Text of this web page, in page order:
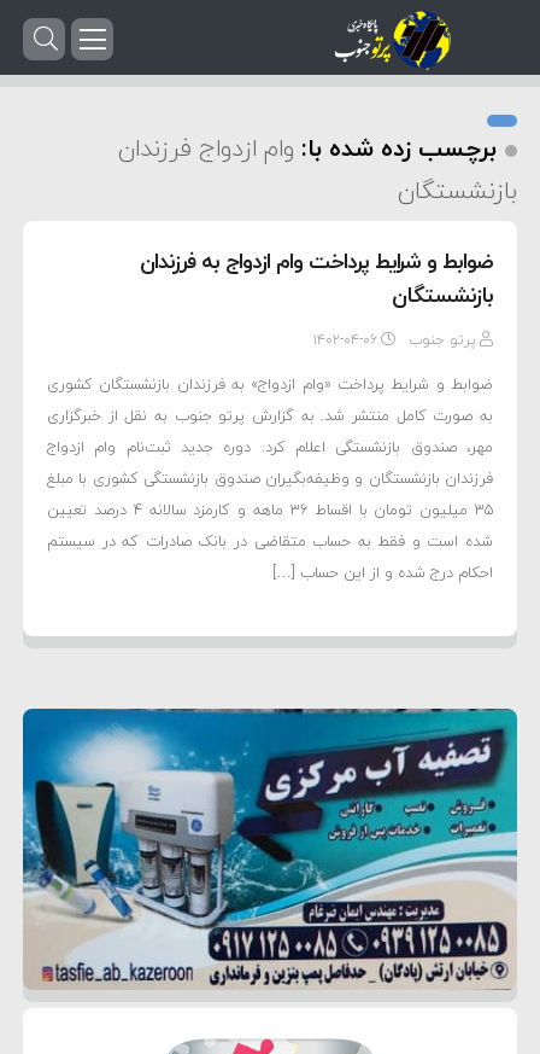
برچسب زده شده با: وام ازدواج فرزندان
بازنشستگان
ضوابط و شرایط پرداخت وام ازدواج به فرزندان
بازنشستگان
پرتو جنوب ۱۴۰۲-۰۴-۰۶
ضوابط و شرایط پرداخت «وام ازدواج» به فرزندان بازنشستگان کشوری
به صورت کامل منتشر شد. به گزارش پرتو جنوب به نقل از خبرگزاری
مهر، صندوق بازنشستگی اعلام کرد: دوره جدید ثبت‌نام وام ازدواج
فرزندان بازنشستگان و وظیفه‌بگیران صندوق بازنشستگی کشوری با مبلغ
۳۵ میلیون تومان با اقساط ۳۶ ماهه و کارمزد سالانه ۴ درصد تعیین
شده است و فقط به حساب متقاضی در بانک صادرات که در سیستم
احکام درج شده و از این حساب […]